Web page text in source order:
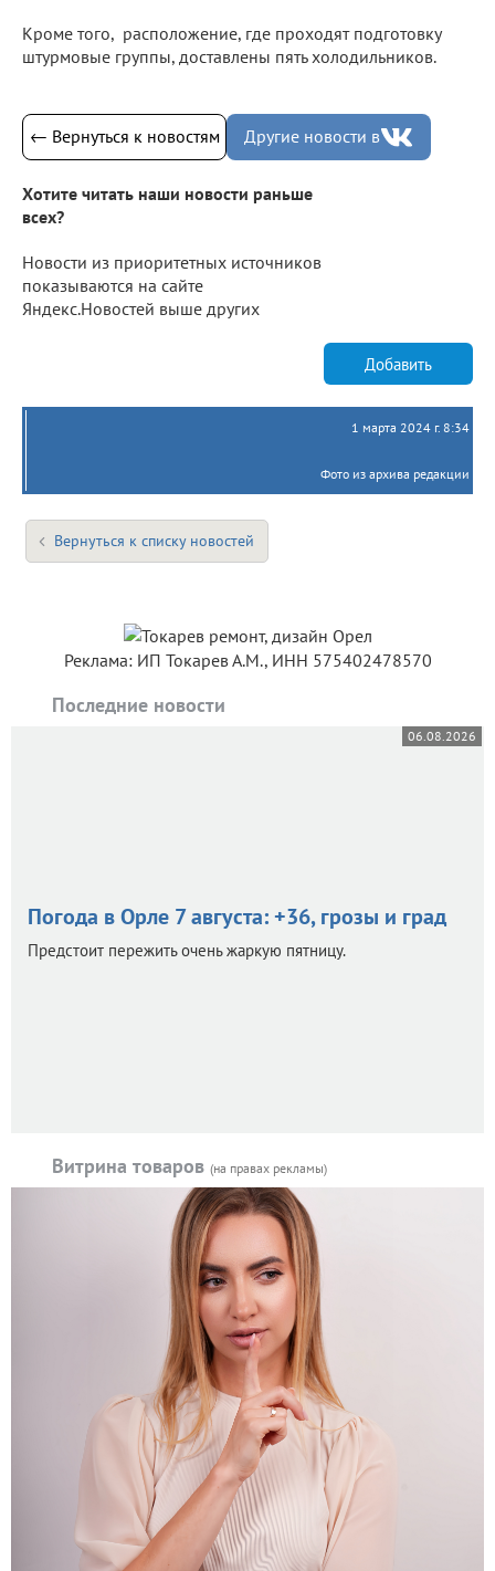
Кроме того, расположение, где проходят подготовку
штурмовые группы, доставлены пять холодильников.
← Вернуться к новостям Другие новости в
Хотите читать наши новости раньше
всех?
Новости из приоритетных источников
показываются на сайте
Яндекс.Новостей выше других
Добавить
1 марта 2024 г. 8:34
Фото из архива редакции
Вернуться к списку новостей
Реклама: ИП Токарев А.М., ИНН 575402478570
Последние новости
06.08.2026
Погода в Орле 7 августа: +36, грозы и град
Предстоит пережить очень жаркую пятницу.
Витрина товаров (на правах рекламы)